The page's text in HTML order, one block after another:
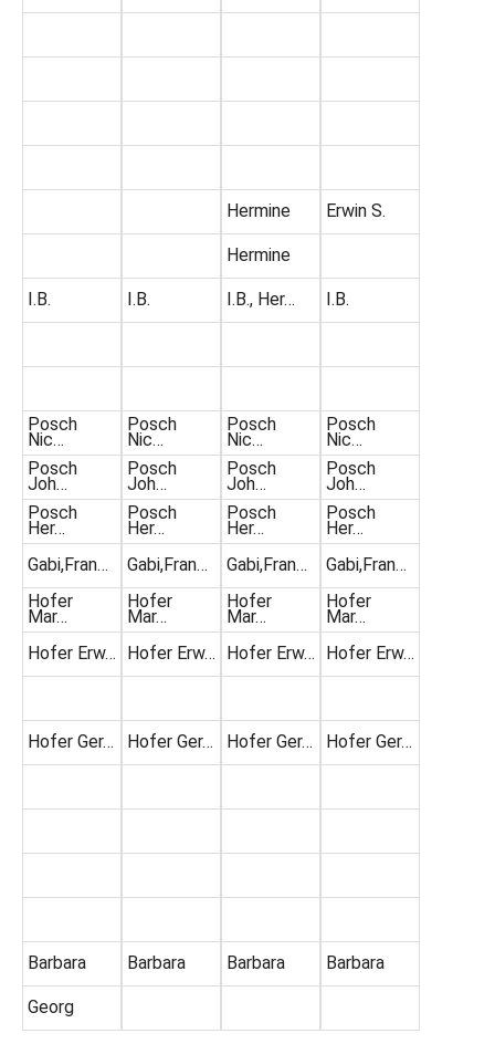
I.B.
Posch
Nic…
Posch
Joh…
Posch
Her…
Gabi,Fran…
Hofer
Mar…
Hofer Erw…
Hofer Ger…
Barbara
Georg
I.B.
Posch
Nic…
Posch
Joh…
Posch
Her…
Gabi,Fran…
Hofer
Mar…
Hofer Erw…
Hofer Ger…
Barbara
Hermine
Hermine
I.B., Her…
Posch
Nic…
Posch
Joh…
Posch
Her…
Gabi,Fran…
Hofer
Mar…
Hofer Erw…
Hofer Ger…
Barbara
Erwin S.
I.B.
Posch
Nic…
Posch
Joh…
Posch
Her…
Gabi,Fran…
Hofer
Mar…
Hofer Erw…
Hofer Ger…
Barbara